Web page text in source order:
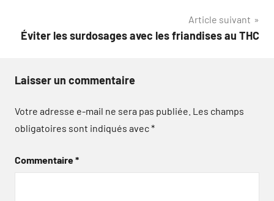
Article suivant
Éviter les surdosages avec les friandises au THC
Laisser un commentaire
Votre adresse e-mail ne sera pas publiée. Les champs
obligatoires sont indiqués avec*
Commentaire*